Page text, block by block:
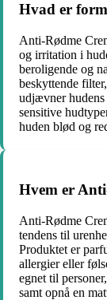
Hvad er
Anti-Rødme
og irritation i
beroligende og
beskyttende
udjævner
sensitive
huden blød og
Hvem er
Anti-Rødme
tendens til
Produktet er
allergier eller
egnet til
samt opnå en